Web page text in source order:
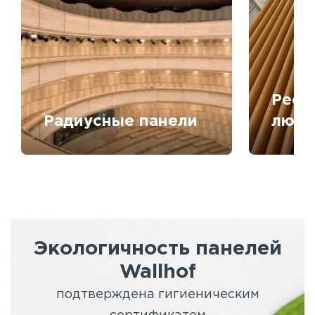
Радиусные панели
Экологичность панелей
Wallhof
подтверждена гигиеническим